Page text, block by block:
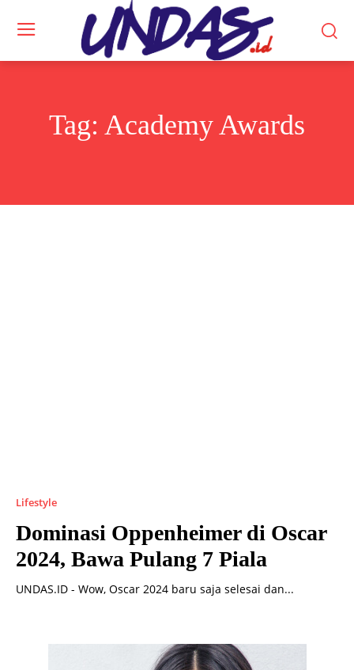
Tag: Academy Awards
Lifestyle
Dominasi Oppenheimer di Oscar
2024, Bawa Pulang 7 Piala
UNDAS.ID - Wow, Oscar 2024 baru saja selesai dan...